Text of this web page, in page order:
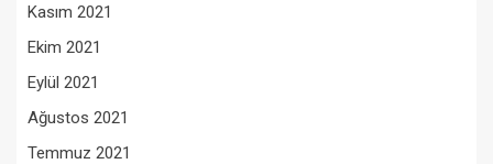
Kasım 2021
Ekim 2021
Eylül 2021
Ağustos 2021
Temmuz 2021